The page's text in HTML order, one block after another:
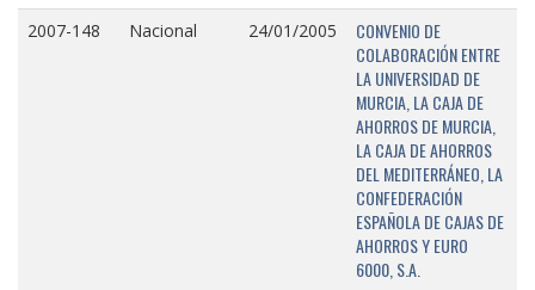
2007-148 Nacional 24/01/2005
CONVENIO DE
COLABORACIÓN ENTRE
LA UNIVERSIDAD DE
MURCIA, LA CAJA DE
AHORROS DE MURCIA,
LA CAJA DE AHORROS
DEL MEDITERRÁNEO, LA
CONFEDERACIÓN
ESPAÑOLA DE CAJAS DE
AHORROS Y EURO
6000, S.A.